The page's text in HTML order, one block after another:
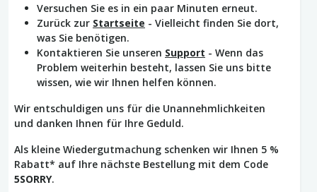
Versuchen Sie es in ein paar Minuten erneut.
Zurück zur Startseite - Vielleicht finden Sie dort,
was Sie benötigen.
Kontaktieren Sie unseren Support - Wenn das
Problem weiterhin besteht, lassen Sie uns bitte
wissen, wie wir Ihnen helfen können.
Wir entschuldigen uns für die Unannehmlichkeiten
und danken Ihnen für Ihre Geduld.
Als kleine Wiedergutmachung schenken wir Ihnen 5 %
Rabatt* auf Ihre nächste Bestellung mit dem Code
5SORRY.